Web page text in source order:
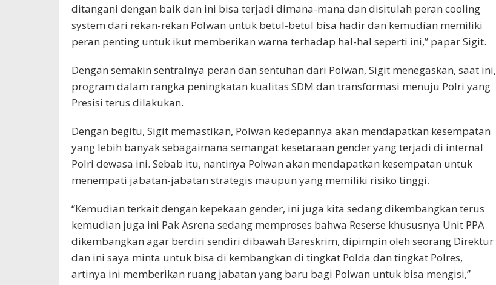
ditangani dengan baik dan ini bisa terjadi dimana-mana dan disitulah peran cooling
system dari rekan-rekan Polwan untuk betul-betul bisa hadir dan kemudian memiliki
peran penting untuk ikut memberikan warna terhadap hal-hal seperti ini,” papar Sigit.
Dengan semakin sentralnya peran dan sentuhan dari Polwan, Sigit menegaskan, saat ini,
program dalam rangka peningkatan kualitas SDM dan transformasi menuju Polri yang
Presisi terus dilakukan.
Dengan begitu, Sigit memastikan, Polwan kedepannya akan mendapatkan kesempatan
yang lebih banyak sebagaimana semangat kesetaraan gender yang terjadi di internal
Polri dewasa ini. Sebab itu, nantinya Polwan akan mendapatkan kesempatan untuk
menempati jabatan-jabatan strategis maupun yang memiliki risiko tinggi.
“Kemudian terkait dengan kepekaan gender, ini juga kita sedang dikembangkan terus
kemudian juga ini Pak Asrena sedang memproses bahwa Reserse khususnya Unit PPA
dikembangkan agar berdiri sendiri dibawah Bareskrim, dipimpin oleh seorang Direktur
dan ini saya minta untuk bisa di kembangkan di tingkat Polda dan tingkat Polres,
artinya ini memberikan ruang jabatan yang baru bagi Polwan untuk bisa mengisi,”